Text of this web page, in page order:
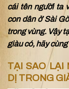
cái tên người ta
con dân ở Sài
trong vùng. Vậy
giàu có, hãy cùng
TẠI SAO LẠI
DỊ TRONG